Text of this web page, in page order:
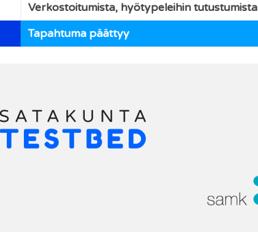
Verkostoitumista, hyötypeleihin tutustumista
Tapahtuma päättyy